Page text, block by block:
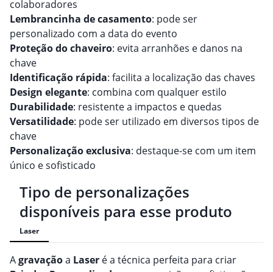
colaboradores
Lembrancinha de casamento: pode ser
personalizado com a data do evento
Proteção do chaveiro: evita arranhões e danos na
chave
Identificação rápida: facilita a localização das chaves
Design elegante: combina com qualquer estilo
Durabilidade: resistente a impactos e quedas
Versatilidade: pode ser utilizado em diversos tipos de
chave
Personalização exclusiva: destaque-se com um item
único e sofisticado
Tipo de personalizações
disponíveis para esse produto
Laser
Agravaçãoa Laser é a técnica perfeita para criar